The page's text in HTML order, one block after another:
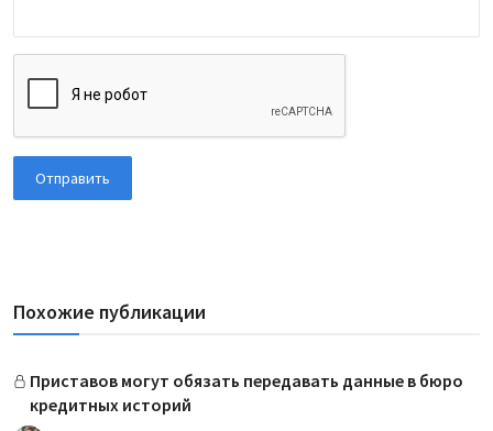
Отправить
Похожие публикации
Приставов могут обязать передавать данные в бюро
кредитных историй